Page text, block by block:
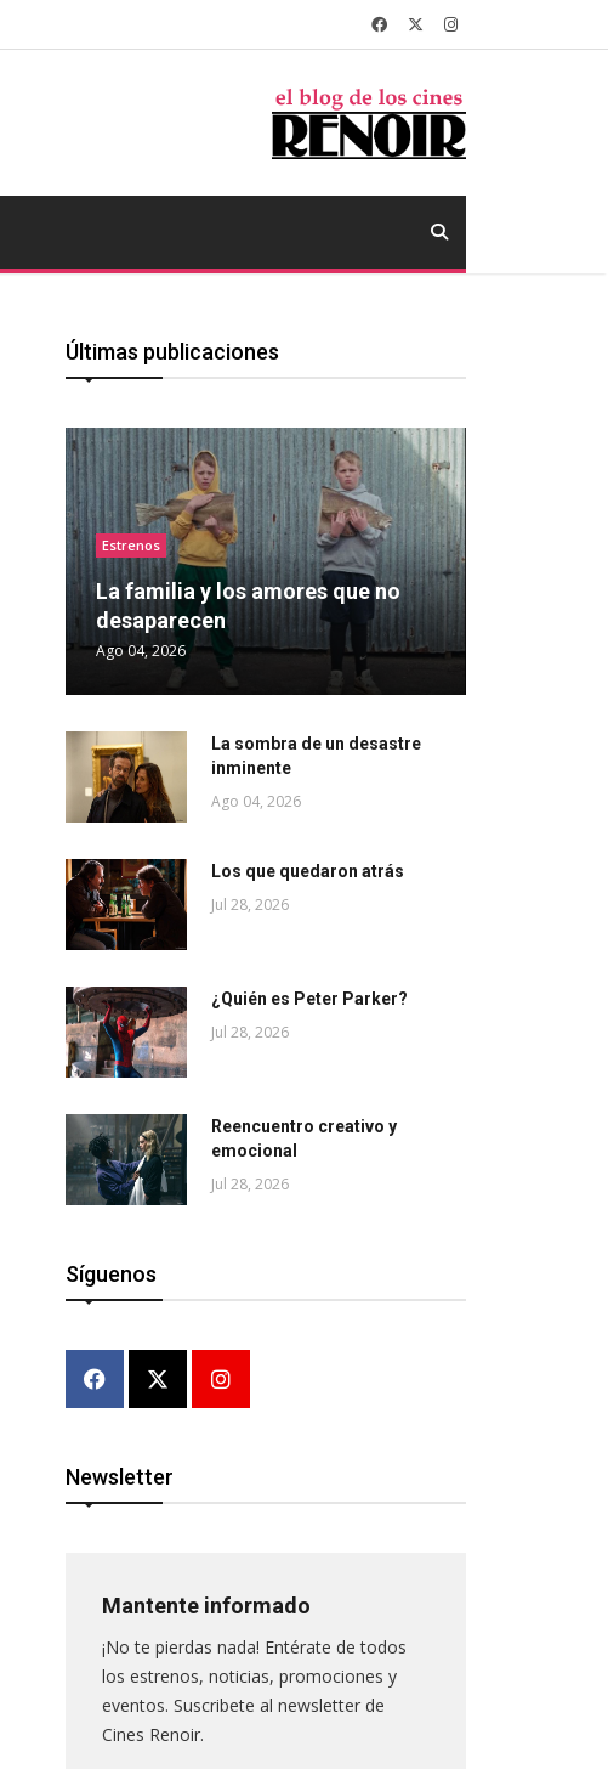
Últimas publicaciones
Estrenos
La familia y los amores que no
desaparecen
Ago 04, 2026
La sombra de un desastre
inminente
Ago 04, 2026
Los que quedaron atrás
Jul 28, 2026
¿Quién es Peter Parker?
Jul 28, 2026
Reencuentro creativo y
emocional
Jul 28, 2026
Síguenos
Newsletter
Mantente informado
¡No te pierdas nada! Entérate de todos
los estrenos, noticias, promociones y
eventos. Suscribete al newsletter de
Cines Renoir.